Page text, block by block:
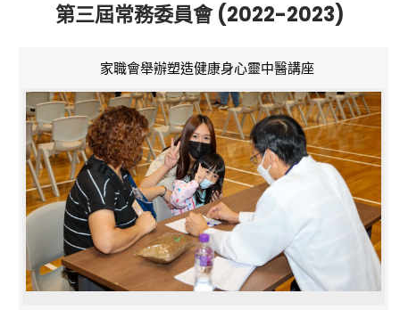
第三屆常務委員會 (2022-2023)
家職會舉辦塑造健康身心靈中醫講座